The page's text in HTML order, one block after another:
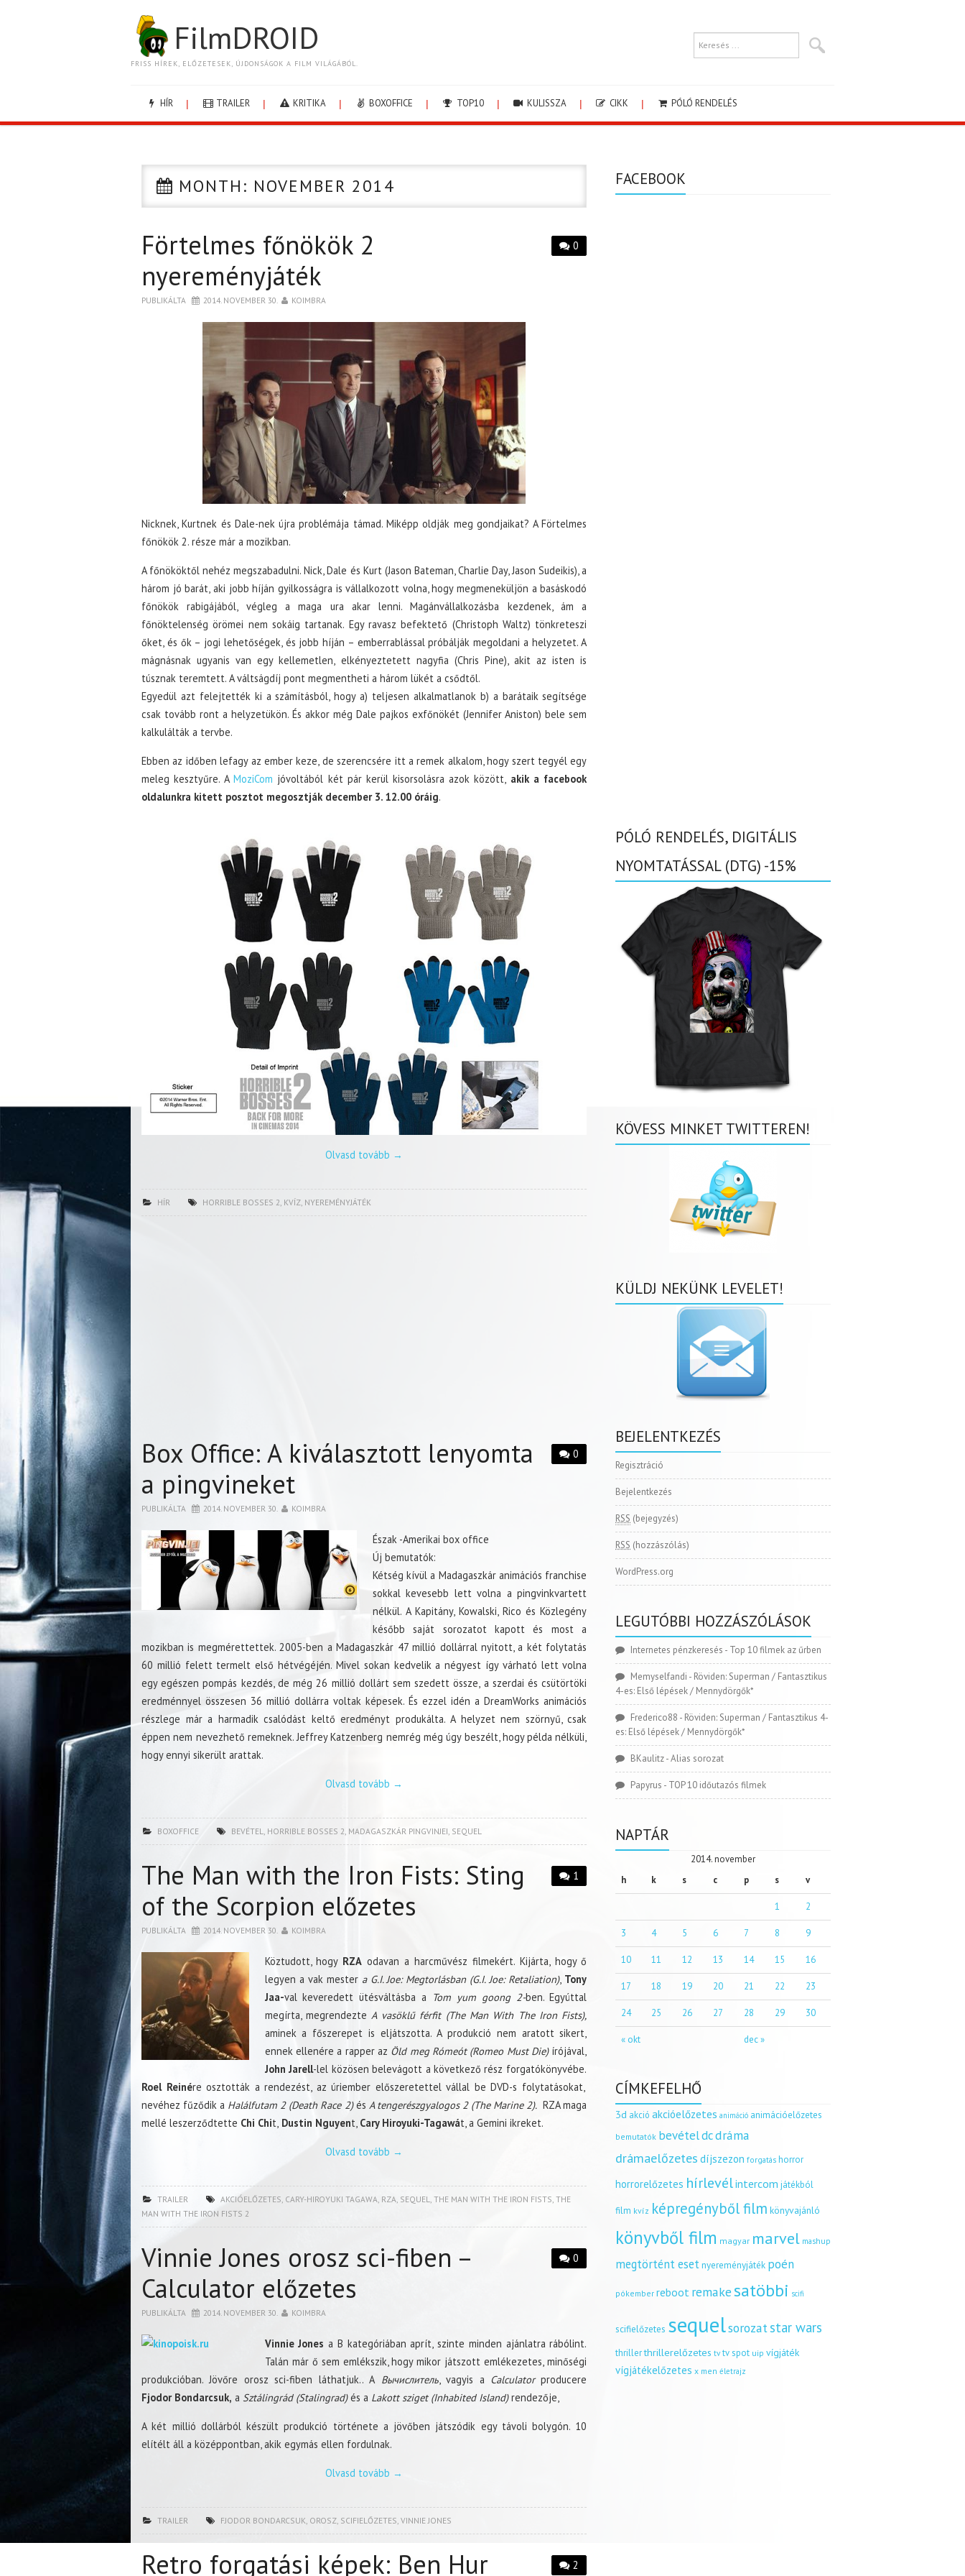
FilmDROID
FRISS HÍREK, ELŐZETESEK, ÚJDONSÁGOK A FILM VILÁGÁBÓL.
HÍR TRAILER KRITIKA BOXOFFICE TOP10 KULISSZA CIKK PÓLÓ RENDELÉS
MONTH: NOVEMBER 2014
0
Förtelmes főnökök 2
nyereményjáték
PUBLIKÁLTA 2014. NOVEMBER 30. KOIMBRA
Nicknek, Kurtnek és Dale-nek újra problémája támad. Miképp oldják meg gondjaikat? A Förtelmes
főnökök 2. része már a mozikban.
A főnököktől nehéz megszabadulni. Nick, Dale és Kurt (Jason Bateman, Charlie Day, Jason Sudeikis), a
három jó barát, aki jobb híján gyilkosságra is vállalkozott volna, hogy megmeneküljön a basáskodó
főnökök rabigájából, végleg a maga ura akar lenni. Magánvállalkozásba kezdenek, ám a
főnöktelenség örömei nem sokáig tartanak. Egy ravasz befektető (Christoph Waltz) tönkreteszi
őket, és ők – jogi lehetőségek, és jobb híján – emberrablással próbálják megoldani a helyzetet. A
mágnásnak ugyanis van egy kellemetlen, elkényeztetett nagyfia (Chris Pine), akit az isten is
túsznak teremtett. A váltságdíj pont megmentheti a három lükét a csődtől.
Egyedül azt felejtették ki a számításból, hogy a) teljesen alkalmatlanok b) a barátaik segítsége
csak tovább ront a helyzetükön. És akkor még Dale pajkos exfőnökét (Jennifer Aniston) bele sem
kalkulálták a tervbe.
Ebben az időben lefagy az ember keze, de szerencsére itt a remek alkalom, hogy szert tegyél egy
meleg kesztyűre. AMoziCom jóvoltából két pár kerül kisorsolásra azok között, akik a facebook
oldalunkra kitett posztot megosztják december 3. 12.00 óráig.
Olvasd tovább →
HÍR HORRIBLE BOSSES 2 KVÍZ, NYEREMÉNYJÁTÉK
0
Box Office: A kiválasztott lenyomta
a pingvineket
PUBLIKÁLTA 2014. NOVEMBER 30. KOIMBRA
Észak -Amerikai box office
Új bemutatók:
Kétség kívül a Madagaszkár animációs franchise
sokkal kevesebb lett volna a pingvinkvartett
nélkül. A Kapitány, Kowalski, Rico és Közlegény
később saját sorozatot kapott és most a
mozikban is megmérettettek. 2005-ben a Madagaszkár 47 millió dollárral nyitott, a két folytatás
60 millió felett termelt első hétvégéjén. Mivel sokan kedvelik a négyest így várható lett volna
egy egészen pompás kezdés, de még 26 millió dollárt sem szedett össze, a szerdai és csütörtöki
eredménnyel összesen 36 millió dollárra voltak képesek. És ezzel idén a DreamWorks animációs
részlege már a harmadik csalódást keltő eredményt produkálta. A helyzet nem szörnyű, csak
éppen nem nevezhető remeknek. Jeffrey Katzenberg nemrég még úgy beszélt, hogy példa nélküli,
hogy ennyi sikerült arattak.
Olvasd tovább →
BOXOFFICE BEVÉTEL HORRIBLE BOSSES 2 MADAGASZKÁR PINGVINJEI SEQUEL
1
The Man with the Iron Fists: Sting
of the Scorpion előzetes
PUBLIKÁLTA 2014. NOVEMBER 30. KOIMBRA
Köztudott, hogy RZA odavan a harcművész filmekért. Kijárta, hogy ő
legyen a vak mester a G.I. Joe: Megtorlásban (G.I. Joe: Retaliation), Tony
Jaa-val keveredett ütésváltásba a Tom yum goong 2-ben. Egyúttal
megírta, megrendezte A vasöklű férfit (The Man With The Iron Fists),
aminek a főszerepet is eljátszotta. A produkció nem aratott sikert,
ennek ellenére a rapper az Öld meg Rómeót (Romeo Must Die)írójával,
John Jarell-lel közösen belevágott a következő rész forgatókönyvébe.
Roel Reinére osztották a rendezést, az úriember előszeretettel vállal be DVD-s folytatásokat,
nevéhez fűződik a Halálfutam 2 (Death Race 2)és A tengerészgyalogos 2 (The Marine 2). RZA maga
mellé leszerződtette Chi Chit, Dustin Nguyent, Cary Hiroyuki-Tagawát, a Gemini ikreket.
Olvasd tovább →
TRAILER AKCIÓELŐZETES CARY-HIROYUKI TAGAWA RZA SEQUEL THE MAN WITH THE IRON FISTS THE
MAN WITH THE IRON FISTS 2
0
Vinnie Jones orosz sci-fiben –
Calculator előzetes
PUBLIKÁLTA 2014. NOVEMBER 30. KOIMBRA
Vinnie Jones a B kategóriában aprít, szinte minden ajánlatra rábólint.
Talán már ő sem emlékszik, hogy mikor játszott emlékezetes, minőségi
produkcióban. Jövőre orosz sci-fiben láthatjuk.. AВычислитель, vagyis a Calculatorproducere
Fjodor Bondarcsuk, a Sztálingrád (Stalingrad)és a Lakott sziget (Inhabited Island)rendezője,
A két millió dollárból készült produkció története a jövőben játszódik egy távoli bolygón. 10
elítélt áll a középpontban, akik egymás ellen fordulnak.
Olvasd tovább →
TRAILER FJODOR BONDARCSUK OROSZ, SCIFIELŐZETES VINNIE JONES
2
Retro forgatási képek: Ben Hur
FACEBOOK
PÓLÓ RENDELÉS, DIGITÁLIS
NYOMTATÁSSAL (DTG) -15%
KÖVESS MINKET TWITTEREN!
KÜLDJ NEKÜNK LEVELET!
BEJELENTKEZÉS
Regisztráció
Bejelentkezés
RSS (bejegyzés)
RSS (hozzászólás)
WordPress.org
LEGUTÓBBI HOZZÁSZÓLÁSOK
Internetes pénzkeresés - Top 10 filmek az űrben
Memyselfandi - Röviden: Superman / Fantasztikus
4-es: Első lépések / Mennydörgők*
Frederico88 - Röviden: Superman / Fantasztikus 4-
es: Első lépések / Mennydörgők*
BKaulitz-Alias sorozat
Papyrus - TOP 10 időutazós filmek
NAPTÁR
2014. november
h
k s c p s v
« okt dec »
1 2
3 4 5 6 7 8 9
10 11 12 13 14 15 16
17 18 19 20 21 22 23
24 25 26 27 28 29 30
CÍMKEFELHŐ
3d akció akcióelőzetes animáció animációelőzetes
bemutatók bevételdcdráma
drámaelőzetes díjszezon forgatás horror
horrorelőzetes hírlevélintercom játékból
film kvíz képregényből film könyvajánló
könyvből film magyar marvel mashup
megtörtént esetnyereményjáték poén
pókember reboot remakesatöbbi scifi
scifielőzetes sequelsorozatstar wars
thrillerthrillerelőzetes tv tv spot uip vígjáték
vígjátékelőzetes x men életrajz